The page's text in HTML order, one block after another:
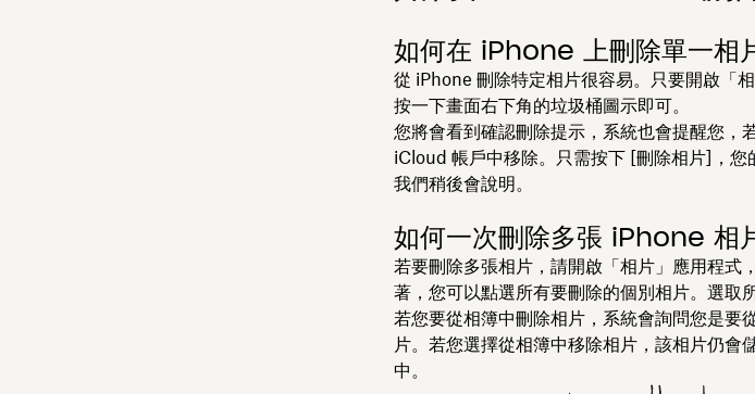
如何在 iPhone 上刪除單一相
從 iPhone 刪除特定相片很容易。只要開啟「
按一下畫面右下角的垃圾桶圖示即可。
您將會看到確認刪除提示，系統也會提醒您，
iCloud 帳戶中移除。只需按下 [刪除相片] ，
我們稍後會說明。
如何一次刪除多張 iPhone 相
若要刪除多張相片，請開啟「相片」應用程式
著，您可以點選所有要刪除的個別相片。選取
若您要從相簿中刪除相片，系統會詢問您是要
片。若您選擇從相簿中移除相片，該相片仍會
中。